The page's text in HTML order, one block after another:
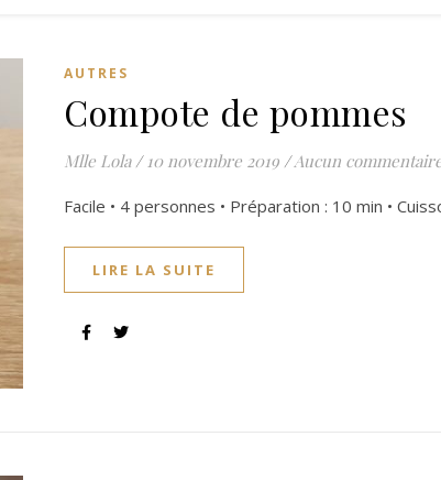
AUTRES
Compote de pommes
Mlle Lola / 10 novembre 2019 /Aucun
Facile • 4 personnes • Préparation : 10 min •
LIRE LA SUITE